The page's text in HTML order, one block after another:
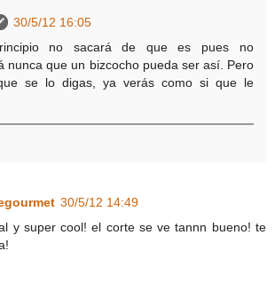
30/5/12 16:05
no sacará de que es pues no
nunca que un bizcocho pueda ser así. Pero
se lo digas, ya verás como si que le
30/5/12 14:49
y super cool! el corte se ve tannn bueno! te